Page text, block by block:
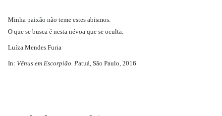
Minha paixão não teme estes abismos.
O que se busca é nesta névoa que se oculta.
Luíza Mendes Furia
In: Vênus em Escorpião. Patuá, São Paulo, 2016